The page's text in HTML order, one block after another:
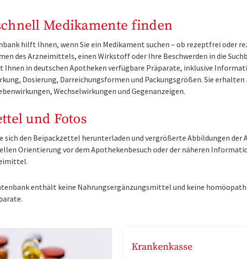
Medikamente finden
hilft Ihnen, wenn Sie ein Medikament suchen – ob rezeptfrei oder
des Arzneimittels, einen Wirkstoff oder Ihre Beschwerden in die
Ihnen in deutschen Apotheken verfügbare Präparate, inklusive
Dosierung, Darreichungsformen und Packungsgrößen. Sie
Wechselwirkungen und Gegenanzeigen.
und Fotos
sich den Beipackzettel herunterladen und vergrößerte Abbildungen der
Orientierung vor dem Apothekenbesuch oder der näheren
enthält keine Nahrungsergänzungsmittel und keine
Krankenkasse